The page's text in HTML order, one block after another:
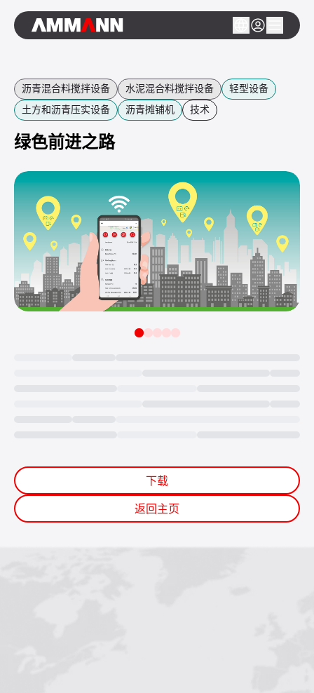
沥青混合料搅拌设备 水泥混合料搅拌设备
轻型设备
土方和沥青压实设备
沥青摊铺机 技术
绿色前进之路
下载
返回主页